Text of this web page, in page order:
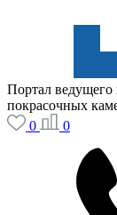
Портал ведущего
покрасочных
0
0